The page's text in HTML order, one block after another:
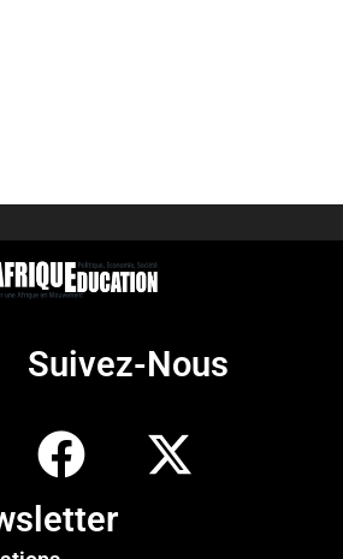
Suivez-Nous